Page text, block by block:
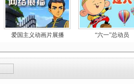
爱国主义动画片展播 “六一”总动员